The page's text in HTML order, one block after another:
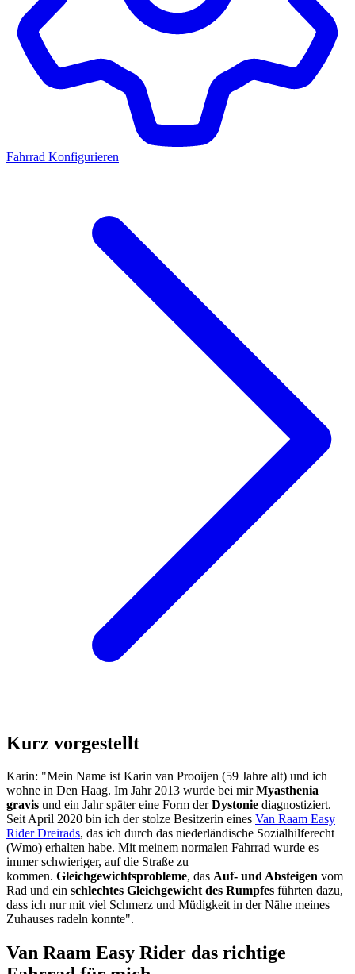
Fahrrad Konfigurieren
Kurz vorgestellt
Karin: "Mein Name ist Karin van Prooijen (59 Jahre alt) und ich
wohne in Den Haag. Im Jahr 2013 wurde bei mirMyasthenia
gravis und ein Jahr später eine Form derDystonie diagnostiziert.
Seit April 2020 bin ich der stolze Besitzerin eines Van Raam Easy
Rider Dreirads, das ich durch das niederländische Sozialhilferecht
(Wmo) erhalten habe. Mit meinem normalen Fahrrad wurde es
immer schwieriger, auf die Straße zu
kommen. Gleichgewichtsprobleme, das Auf- und Absteigen vom
Rad und ein schlechtes Gleichgewicht des Rumpfes führten dazu,
dass ich nur mit viel Schmerz und Müdigkeit in der Nähe meines
Zuhauses radeln konnte".
Van Raam Easy Rider das richtige